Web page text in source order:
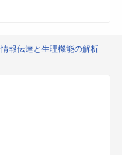
報伝達と生理機能の解析